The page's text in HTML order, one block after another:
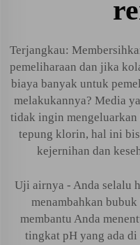
Terjangkau:
pemeliharaan dan jika
biaya banyak untuk
melakukannya? Media
tidak ingin mengeluarkan
tepung klorin, hal ini
kejernihan dan
Uji airnya - Anda selalu
menambahkan
membantu Anda
tingkat pH yang ada di